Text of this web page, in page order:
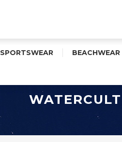
SPORTSWEAR BEACHWEAR